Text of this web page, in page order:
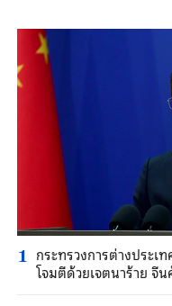
1 กระทรวงการต่างประ
โจมตีด้วยเจตนาร้าย จี